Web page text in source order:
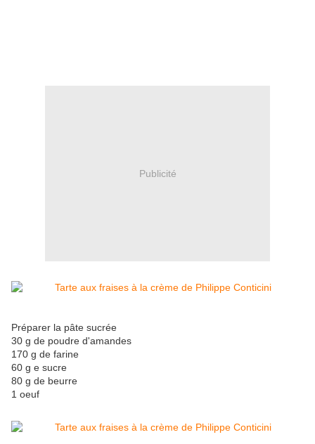
Publicité
Préparer la pâte sucrée
30 g de poudre d'amandes
170 g de farine
60 g e sucre
80 g de beurre
1 oeuf